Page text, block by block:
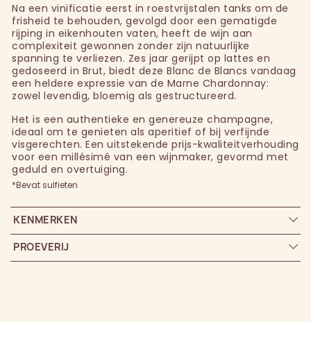
Na een vinificatie eerst in roestvrijstalen tanks om de
frisheid te behouden, gevolgd door een gematigde
rijping in eikenhouten vaten, heeft de wijn aan
complexiteit gewonnen zonder zijn natuurlijke
spanning te verliezen. Zes jaar gerijpt op lattes en
gedoseerd in Brut, biedt deze Blanc de Blancs vandaag
een heldere expressie van de Marne Chardonnay:
zowel levendig, bloemig als gestructureerd.
Het is een authentieke en genereuze champagne,
ideaal om te genieten als aperitief of bij verfijnde
visgerechten. Een uitstekende prijs-kwaliteitverhouding
voor een millésimé van een wijnmaker, gevormd met
geduld en overtuiging.
*Bevat sulfieten
KENMERKEN
PROEVERIJ